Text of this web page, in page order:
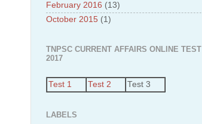
February 2016 (13)
October 2015 (1)
TNPSC CURRENT AFFAIRS ONLINE TEST
2017
Test 1 Test 2 Test 3
LABELS